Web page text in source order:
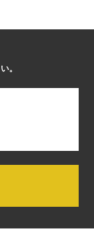
。